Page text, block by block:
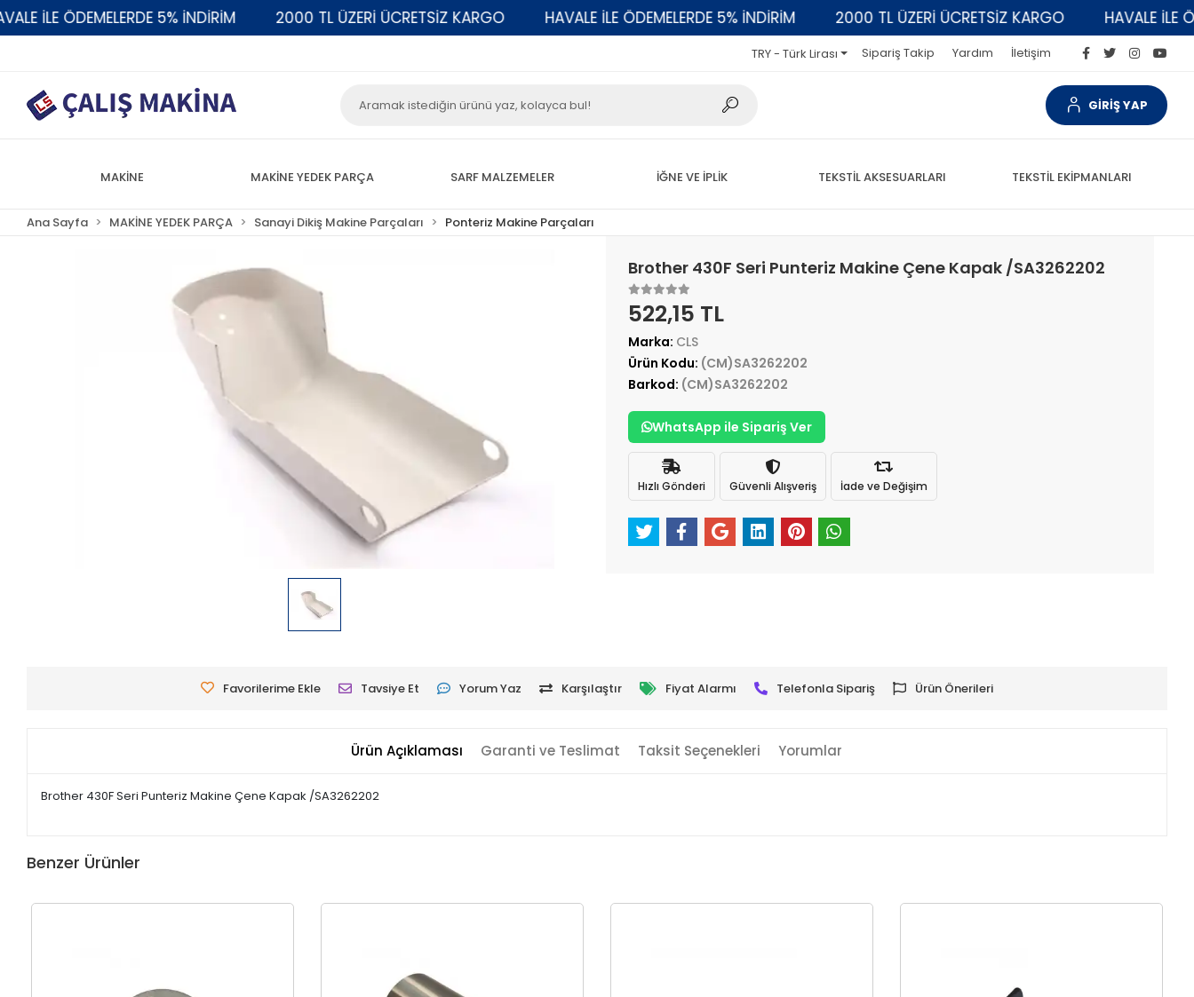
İLE ÖDEMELERDE 5% İNDİRİM 2000 TL ÜZERİ ÜCRETSİZ KARGO HAVALE İLE ÖDEMELERDE 5% İNDİRİM 2000 TL ÜZERİ ÜCRETSİZ KARGO HAVALE İLE
TRY - Türk Lirası Sipariş Takip Yardım İletişim
GİRİŞ YAP
MAKİNE MAKİNE YEDEK PARÇA SARF MALZEMELER İĞNE VE İPLİK TEKSTİL AKSESUARLARI TEKSTİL EKİPMANLARI
Ana Sayfa MAKİNE YEDEK PARÇA Sanayi Dikiş Makine Parçaları Ponteriz Makine Parçaları
Brother 430F Seri Punteriz Makine Çene Kapak /SA3262202
522,15 TL
Marka: CLS
Ürün Kodu: (CM)SA3262202
Barkod: (CM)SA3262202
WhatsApp ile Sipariş Ver
Hızlı Gönderi Güvenli Alışveriş İade ve Değişim
Favorilerime Ekle Tavsiye Et Yorum Yaz Karşılaştır Fiyat Alarmı Telefonla Sipariş Ürün Önerileri
Ürün Açıklaması Garanti ve Teslimat Taksit Seçenekleri Yorumlar
Brother 430F Seri Punteriz Makine Çene Kapak /SA3262202
Benzer Ürünler